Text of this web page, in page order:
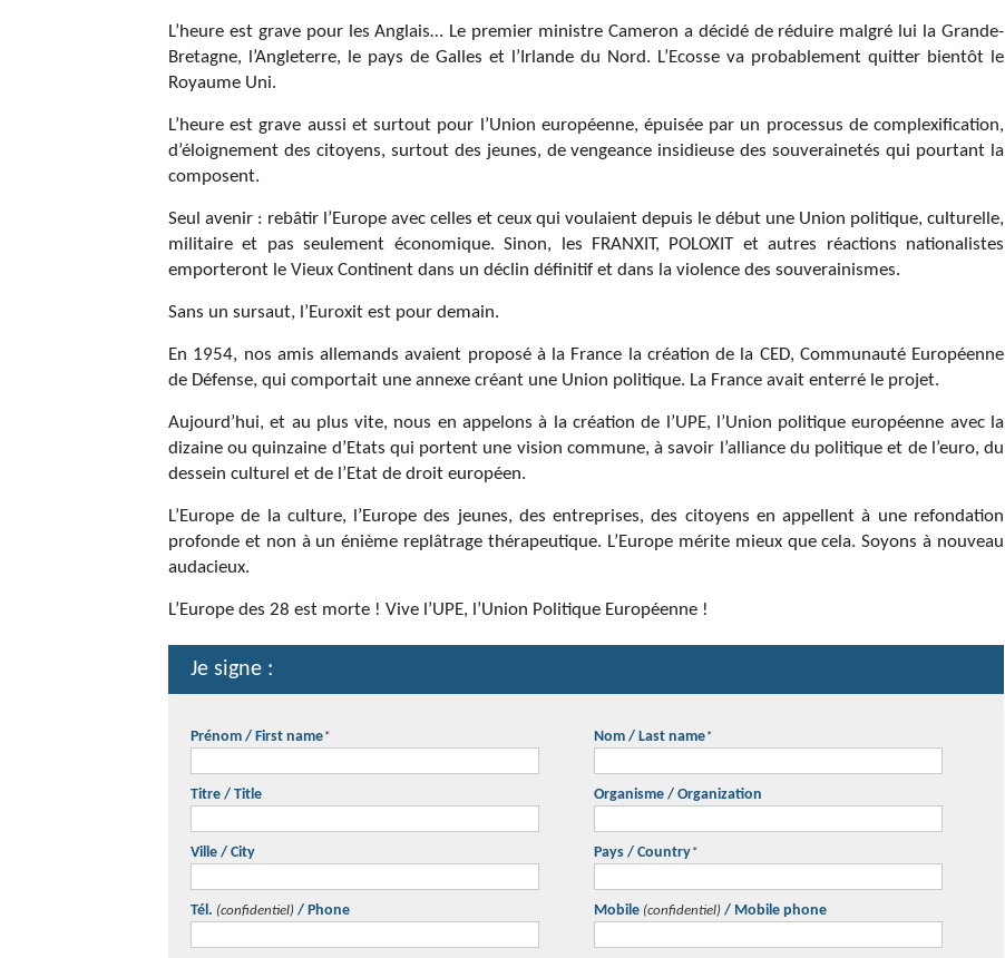
L’heure est grave pour les Anglais… Le premier ministre Cameron a décidé de réduire malgré lui la Grande-
Bretagne, l’Angleterre, le pays de Galles et l’Irlande du Nord. L’Ecosse va probablement quitter bientôt le
Royaume Uni.
L’heure est grave aussi et surtout pour l’Union européenne, épuisée par un processus de complexification,
d’éloignement des citoyens, surtout des jeunes, de vengeance insidieuse des souverainetés qui pourtant la
composent.
Seul avenir : rebâtir l’Europe avec celles et ceux qui voulaient depuis le début une Union politique, culturelle,
militaire et pas seulement économique. Sinon, les FRANXIT, POLOXIT et autres réactions nationalistes
emporteront le Vieux Continent dans un déclin définitif et dans la violence des souverainismes.
Sans un sursaut, l’Euroxit est pour demain.
En 1954, nos amis allemands avaient proposé à la France la création de la CED, Communauté Européenne
de Défense, qui comportait une annexe créant une Union politique. La France avait enterré le projet.
Aujourd’hui, et au plus vite, nous en appelons à la création de l’UPE, l’Union politique européenne avec la
dizaine ou quinzaine d’Etats qui portent une vision commune, à savoir l’alliance du politique et de l’euro, du
dessein culturel et de l’Etat de droit européen.
L’Europe de la culture, l’Europe des jeunes, des entreprises, des citoyens en appellent à une refondation
profonde et non à un énième replâtrage thérapeutique. L’Europe mérite mieux que cela. Soyons à nouveau
audacieux.
L’Europe des 28 est morte ! Vive l’UPE, l’Union Politique Européenne !
Je signe :
Prénom / First name* Nom / Last name*
Titre / Title Organisme / Organization
Ville / City Pays / Country*
Tél. (confidentiel) / Phone Mobile (confidentiel) / Mobile phone